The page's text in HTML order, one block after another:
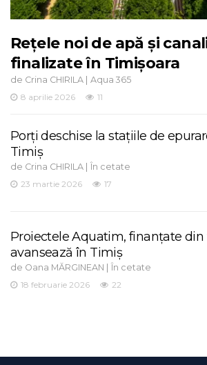
Rețele noi de apă și
finalizate în Timișoara
de Crina CHIRILA | Aqua 365
8 aprilie 2026
11
Porți deschise la stațiile de
Timiș
de Crina CHIRILA | În cetate
23 martie 2026
17
Proiectele Aquatim, finanțate din
avansează în Timiș
de Oana MĂRGINEAN | În cetate
18 februarie 2026
22